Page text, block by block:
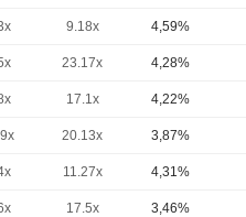
9.18x 4,59%
23.17x 4,28%
17.1x 4,22%
20.13x 3,87%
11.27x 4,31%
17.5x 3,46%